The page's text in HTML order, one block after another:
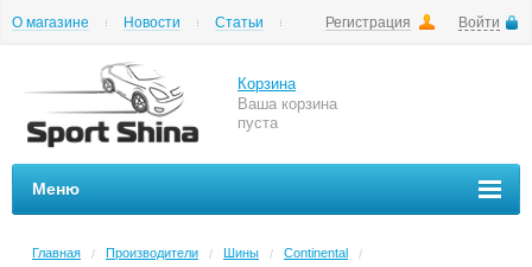
Регистрация Войти
О магазине Новости
Статьи
Корзина
Ваша корзина
пуста
Меню
Главная / Производители / Шины / Continental
/